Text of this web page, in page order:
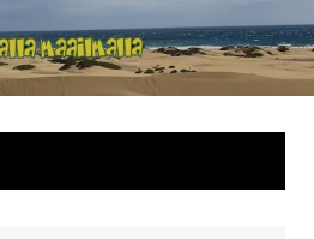
Matkalla
maailmalla